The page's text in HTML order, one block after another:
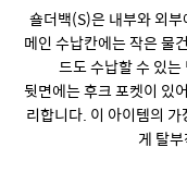
숄더백(S)은 내부와 외
메인 수납칸에는 작은 물
드도 수납할 수 있
뒷면에는 후크 포켓이 있
리합니다. 이 아이템의
게 탈